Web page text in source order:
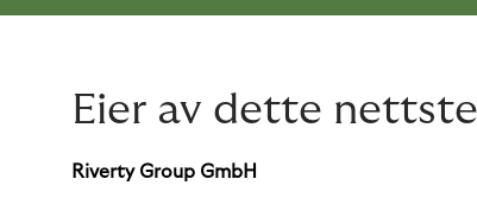
Eier av dette
Riverty Group GmbH